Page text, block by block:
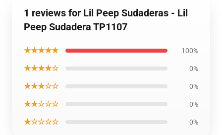
1 reviews for Lil Peep Sudaderas - Lil
Peep Sudadera TP1107
★★★★★ 100%
★★★★☆ 0%
★★★☆☆ 0%
★★☆☆☆ 0%
★☆☆☆☆ 0%